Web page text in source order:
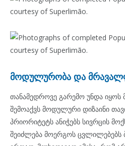
მოდულურობა და
თანამედროვე გარემო უნდა იყოს
შემოაქვს მოდულური დიზაინი
პრიორიტეტს ანიჭებს სივრცის
შეიძლება მოერგოს ცვლილებებს